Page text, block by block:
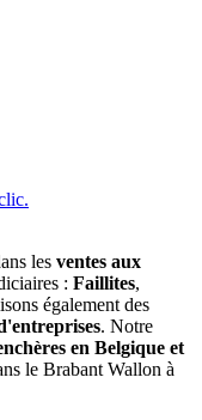
les ventes aux
: Faillites,
également des
. Notre
en Belgique et
le Brabant Wallon à